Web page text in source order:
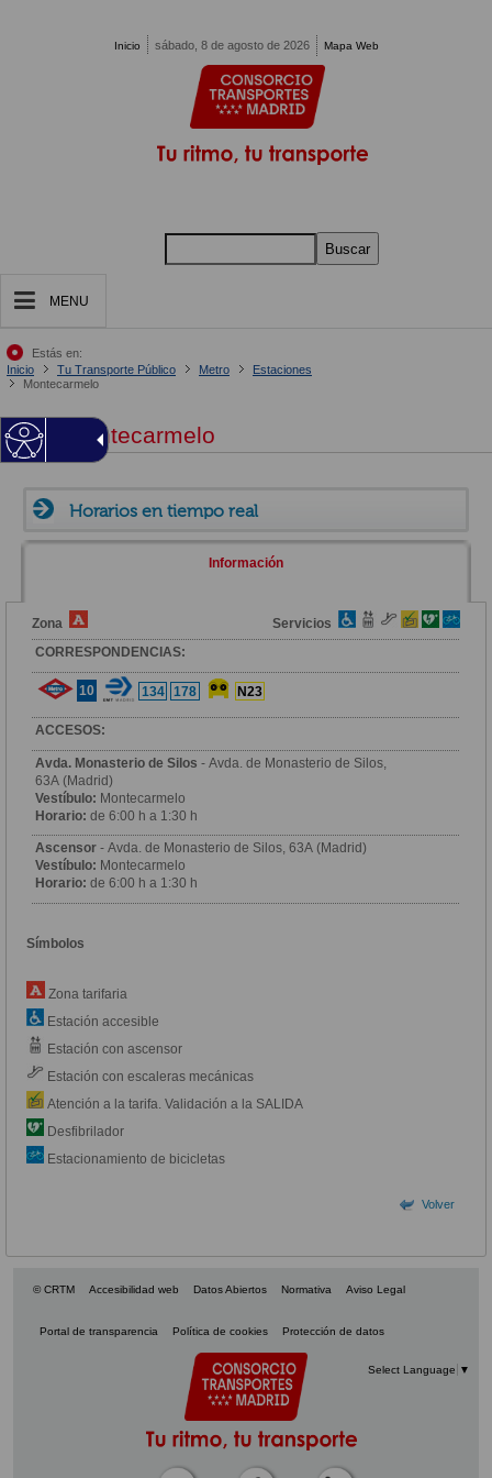
Inicio sábado, 8 de agosto de 2026 Mapa Web
Buscar
MENU
Estás en:
Inicio
Tu Transporte Público Metro
Estaciones
Montecarmelo
Montecarmelo
Horarios en tiempo real
Información
Zona
Servicios
CORRESPONDENCIAS:
10 134 178 N23
ACCESOS:
Avda. Monasterio de Silos - Avda. de Monasterio de Silos,
63A (Madrid)
Vestíbulo: Montecarmelo
Horario: de 6:00 h a 1:30 h
Ascensor - Avda. de Monasterio de Silos, 63A (Madrid)
Vestíbulo: Montecarmelo
Horario: de 6:00 h a 1:30 h
Símbolos
Zona tarifaria
Estación accesible
Estación con ascensor
Estación con escaleras mecánicas
Atención a la tarifa. Validación a la SALIDA
Desfibrilador
Estacionamiento de bicicletas
Volver
© CRTM Accesibilidad web Datos Abiertos Normativa Aviso Legal
Portal de transparencia Política de cookies Protección de datos
Select Language ▼